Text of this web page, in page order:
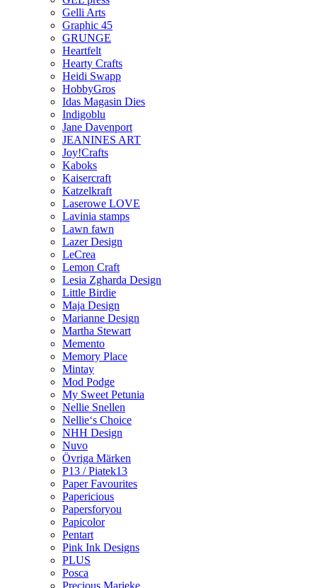
Gelli Arts
Graphic 45
GRUNGE
Heartfelt
Hearty Crafts
Heidi Swapp
HobbyGros
Idas Magasin Dies
Indigoblu
Jane Davenport
JEANINES ART
Joy!Crafts
Kaboks
Kaisercraft
Katzelkraft
Laserowe LOVE
Lavinia stamps
Lawn fawn
Lazer Design
LeCrea
Lemon Craft
Lesia Zgharda Design
Little Birdie
Maja Design
Marianne Design
Martha Stewart
Memento
Memory Place
Mintay
Mod Podge
My Sweet Petunia
Nellie Snellen
Nellie‘s Choice
NHH Design
Nuvo
Övriga Märken
P13 / Piatek13
Paper Favourites
Papericious
Papersforyou
Papicolor
Pentart
Pink Ink Designs
PLUS
Posca
Precious Marieke